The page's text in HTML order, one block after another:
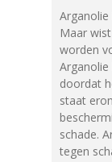
Maar
worden
doordat
staat
schade.
tegen